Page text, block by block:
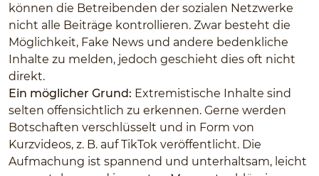
können die Betreibenden der sozialen Netzwerke
nicht alle Beiträge kontrollieren. Zwar besteht die
Möglichkeit, Fake News und andere bedenkliche
Inhalte zu melden, jedoch geschieht dies oft nicht
direkt.
Ein möglicher Grund: Extremistische Inhalte sind
selten offensichtlich zu erkennen. Gerne werden
Botschaften verschlüsselt und in Form von
Kurzvideos, z. B. auf TikTok veröffentlicht. Die
Aufmachung ist spannend und unterhaltsam, leicht